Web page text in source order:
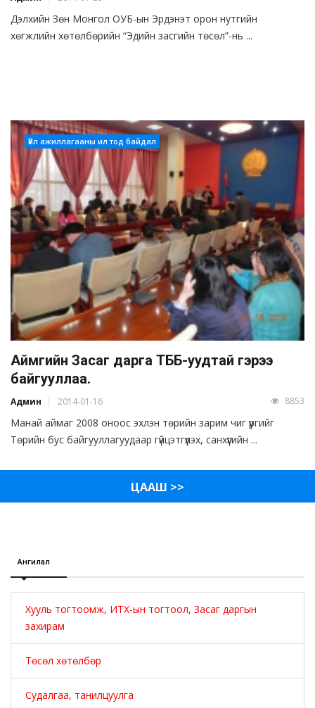
Дэлхийн Зөн Монгол ОУБ-ын Эрдэнэт орон нутгийн
хөгжлийн хөтөлбөрийн “Эдийн засгийн төсөл”-нь ...
Үйл ажиллагааны ил тод байдал
Аймгийн Засаг дарга ТББ-уудтай гэрээ
байгууллаа.
Админ 2014-01-16 8853
Манай аймаг 2008 оноос эхлэн төрийн зарим чиг үүргийг
Төрийн бус байгууллагуудаар гүйцэтгүүлэх, санхүүгийн ...
ЦААШ >>
Ангилал
Хууль тогтоомж, ИТХ-ын тогтоол, Засаг даргын
захирам
Төсөл хөтөлбөр
Судалгаа, танилцуулга